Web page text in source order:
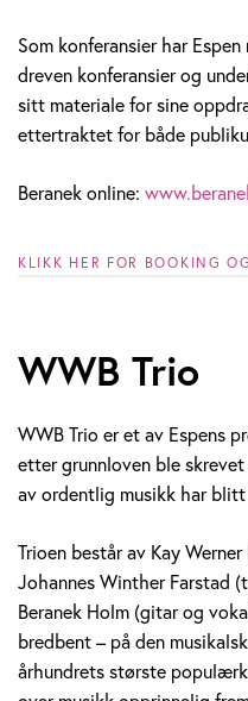
Som konferansier har
dreven konferansier og
sitt materiale for sine
ettertraktet for både
Beranek online:
KLIKK HER FOR BOOKING
WWB Trio
WWB Trio er et av Espens
etter grunnloven ble
av ordentlig musikk har
Trioen består av Kay
Johannes Winther Farstad
Beranek Holm (gitar og
bredbent – på den
århundrets største